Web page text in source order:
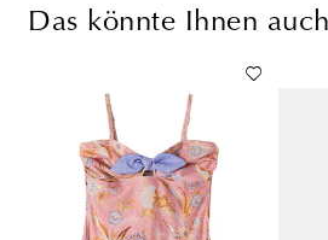
Das könnte Ihnen